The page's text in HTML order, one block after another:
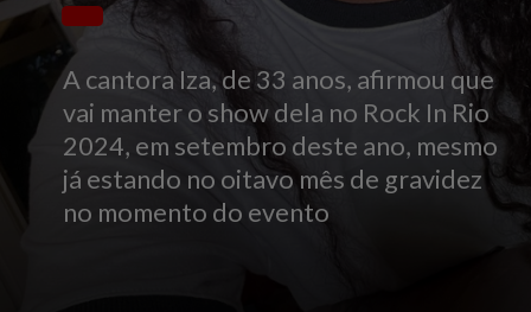
A cantora Iza, de 33 anos, afirmou que
vai manter o show dela no Rock In Rio
2024, em setembro deste ano, mesmo
já estando no oitavo mês de gravidez
no momento do evento